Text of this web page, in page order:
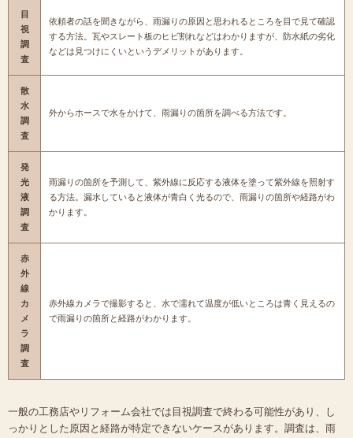
目
視
調
査
依頼者の話を聞きながら、雨漏りの原因と思われるところを目で見て確認
する方法。瓦やスレート板のヒビ割れなどはわかりますが、防水紙の劣化
などは見つけにくいというデメリットがあります。
散
水
調
査
外からホースで水をかけて、雨漏りの箇所を調べる方法です。
発
光
液
調
査
雨漏りの箇所を予測して、紫外線に反応する液体を塗って紫外線を照射す
る方法。漏水していると液体が青白く光るので、雨漏りの箇所や経路がわ
かります。
赤
外
線
カ
メ
ラ
調
査
赤外線カメラで撮影すると、水で濡れて温度が低いところは青く見えるの
で雨漏りの箇所と経路がわかります。
一般の工務店やリフォーム会社では目視調査で終わる可能性があり、し
っかりとした原因と経路が特定できないケースがあります。調査は、雨